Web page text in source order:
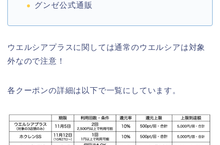
グンゼ公式通販
ウエルシアプラスに関しては通常のウエルシアは対象
外なので注意！
各クーポンの詳細は以下で一覧にしています。